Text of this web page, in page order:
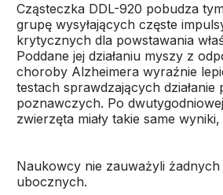
Cząsteczka DDL-920 pobudza
grupę wysyłających częste
krytycznych dla powstawania
Poddane jej działaniu myszy z
choroby Alzheimera wyraźnie
testach sprawdzających działanie
poznawczych. Po
zwierzęta miały takie same
Naukowcy nie zauważyli
ubocznych.